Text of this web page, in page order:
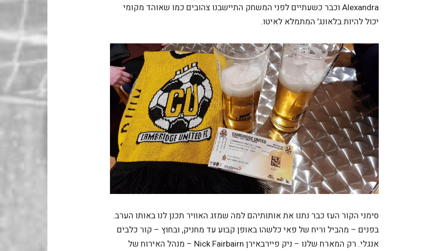
Alexandra וכבר כשעתיים לפני המשחק התיישבנו צהובים כמו שאוהד מקומי
יכול להיות בלאונג׳ המתמלא לאיטו.
סימני הקור העז כבר נתנו את אותותיהם למה שמזג האוויר תכנן לנו באותו הערב.
בפנים – מהביל וריח של פאי כלשהו באופן קבוע עד מחניק, ובחוץ – קור כלבים
אנגלי. רק המארח שלנו – ניק פיירבאירן Nick Fairbairn – מנהל האירוח של